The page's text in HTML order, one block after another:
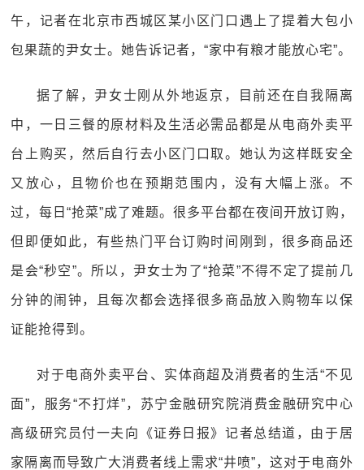
午，记者在北京市西城区某小区门口遇上了提着大包小
包果蔬的尹女士。她告诉记者，“家中有粮才能放心宅”。
据了解，尹女士刚从外地返京，目前还在自我隔离
中，一日三餐的原材料及生活必需品都是从电商外卖平
台上购买，然后自行去小区门口取。她认为这样既安全
又放心，且物价也在预期范围内，没有大幅上涨。不
过，每日“抢菜”成了难题。很多平台都在夜间开放订购，
但即便如此，有些热门平台订购时间刚到，很多商品还
是会“秒空”。所以，尹女士为了“抢菜”不得不定了提前几
分钟的闹钟，且每次都会选择很多商品放入购物车以保
证能抢得到。
对于电商外卖平台、实体商超及消费者的生活“不见
面”，服务“不打烊”，苏宁金融研究院消费金融研究中心
高级研究员付一夫向《证券日报》记者总结道，由于居
家隔离而导致广大消费者线上需求“井喷”，这对于电商外